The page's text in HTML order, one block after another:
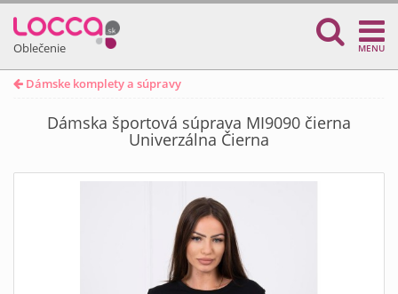
Oblečenie MENU
Dámske komplety a súpravy
Dámska športová súprava MI9090 čierna
Univerzálna Čierna